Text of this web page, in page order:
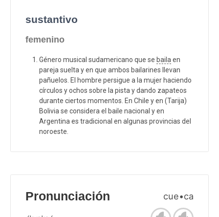
sustantivo
femenino
Género musical sudamericano que se baila en
pareja suelta y en que ambos bailarines llevan
pañuelos. El hombre persigue a la mujer haciendo
círculos y ochos sobre la pista y dando zapateos
durante ciertos momentos. En Chile y en (Tarija)
Bolivia se considera el baile nacional y en
Argentina es tradicional en algunas provincias del
noroeste.
Pronunciación cue•ca